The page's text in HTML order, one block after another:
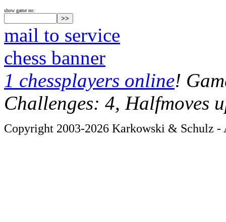
show game no:
mail to service
chess banner
1 chessplayers online!
Challenges: 4, Halfmoves
Copyright 2003-2026 Karkowski & Schulz